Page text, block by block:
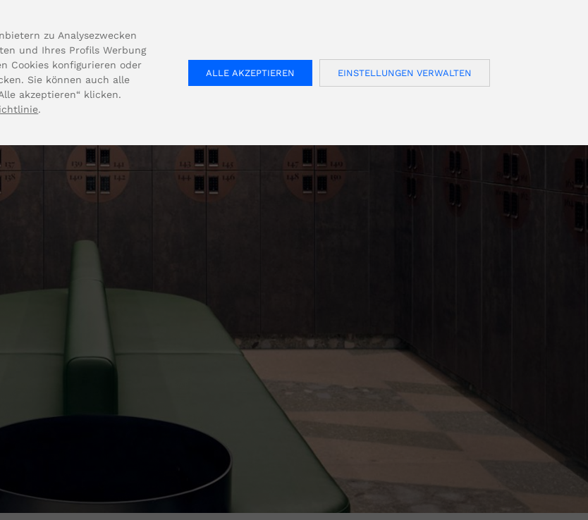
UNTERNEHMEN LÖSUNGEN PRODUKTE KONTAKT Deutsch Kundenbereich
zu Analysezwecken
und Ihres Profils Werbung
Cookies konfigurieren oder
Sie können auch alle
akzeptieren“ klicken.
.
ALLE AKZEPTIEREN EINSTELLUNGEN VERWALTEN